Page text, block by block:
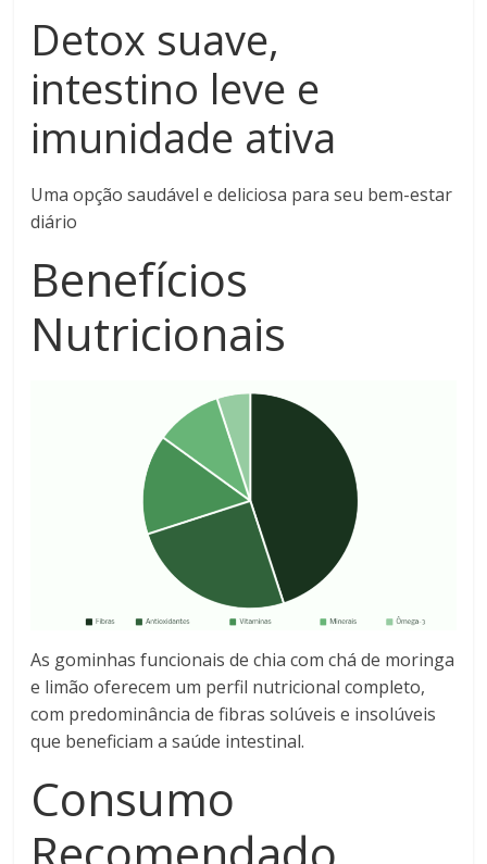
Detox suave,
intestino leve e
imunidade ativa
Uma opção saudável e deliciosa para seu bem-estar
diário
Benefícios
Nutricionais
As gominhas funcionais de chia com chá de moringa
e limão oferecem um perfil nutricional completo,
com predominância de fibras solúveis e insolúveis
que beneficiam a saúde intestinal.
Consumo